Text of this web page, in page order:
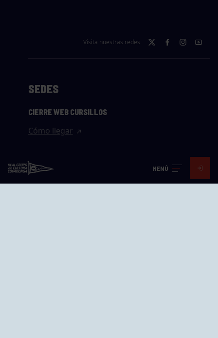
MENÚ
Visita nuestras redes
SEDES
CIERRE WEB CURSILLOS
Cómo llegar
Avd. Jesús Revuelta, 2 33204
Gijón - Asturias